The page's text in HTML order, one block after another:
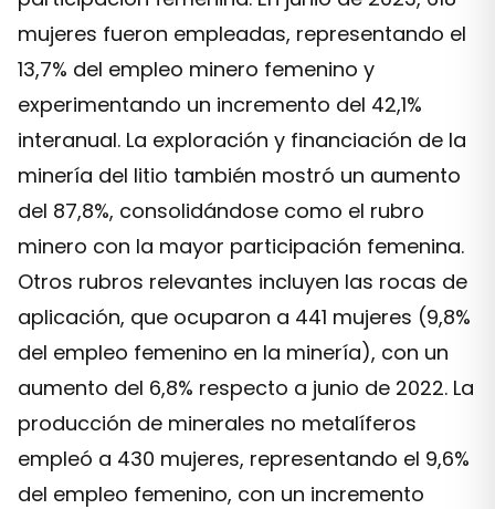
mujeres fueron empleadas, representando el
13,7% del empleo minero femenino y
experimentando un incremento del 42,1%
interanual. La exploración y financiación de la
minería del litio también mostró un aumento
del 87,8%, consolidándose como el rubro
minero con la mayor participación femenina.
Otros rubros relevantes incluyen las rocas de
aplicación, que ocuparon a 441 mujeres (9,8%
del empleo femenino en la minería), con un
aumento del 6,8% respecto a junio de 2022. La
producción de minerales no metalíferos
empleó a 430 mujeres, representando el 9,6%
del empleo femenino, con un incremento